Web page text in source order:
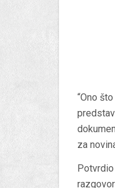
“Ono
za